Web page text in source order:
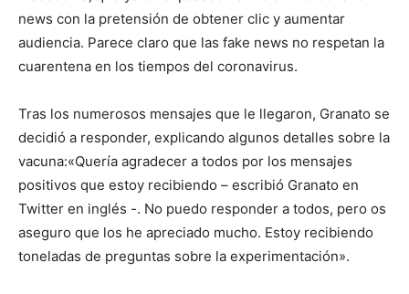
news con la pretensión de obtener clic y aumentar
audiencia. Parece claro que las fake news no respetan la
cuarentena en los tiempos del coronavirus.
Tras los numerosos mensajes que le llegaron, Granato se
decidió a responder, explicando algunos detalles sobre la
vacuna:«Quería agradecer a todos por los mensajes
positivos que estoy recibiendo – escribió Granato en
Twitter en inglés -. No puedo responder a todos, pero os
aseguro que los he apreciado mucho. Estoy recibiendo
toneladas de preguntas sobre la experimentación».